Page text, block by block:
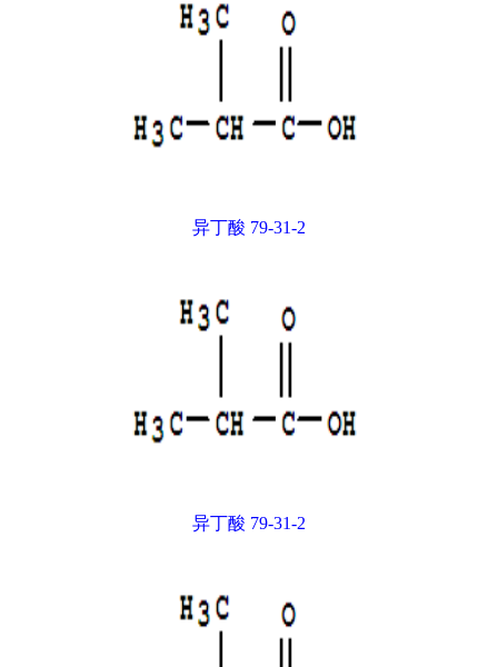
异丁酸 79-31-2
异丁酸 79-31-2